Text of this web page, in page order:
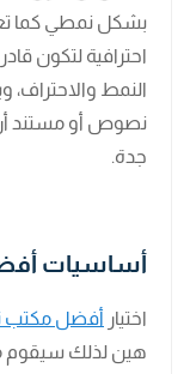
بشكل نمطي كما
احترافية لتكون
النمط والاحتراف،
نصوص أو مستند
جدة.
أساسيات
اختيار أفضل مكتب
هين لذلك سيقوم